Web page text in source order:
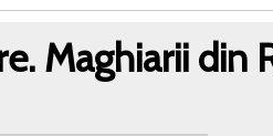
Maghiarii din